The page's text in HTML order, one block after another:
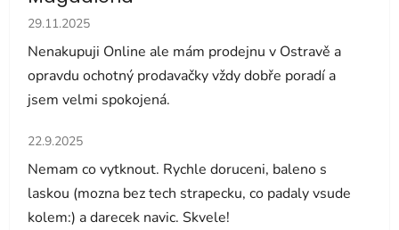
Hodnocení obchodu je 5 z 5 hvězdiček.
29.11.2025
Nenakupuji Online ale mám prodejnu v Ostravě a
opravdu ochotný prodavačky vždy dobře poradí a
jsem velmi spokojená.
Hodnocení obchodu je 5 z 5 hvězdiček.
22.9.2025
Nemam co vytknout. Rychle doruceni, baleno s
laskou (mozna bez tech strapecku, co padaly vsude
kolem:) a darecek navic. Skvele!